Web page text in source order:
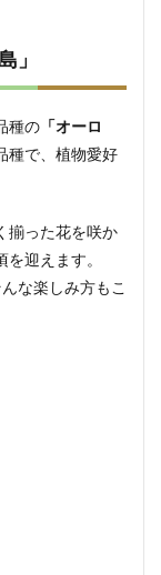
」
種の 「オーロ
種で、植物愛好
揃った花を咲か
迎えます。
な楽しみ方もこ